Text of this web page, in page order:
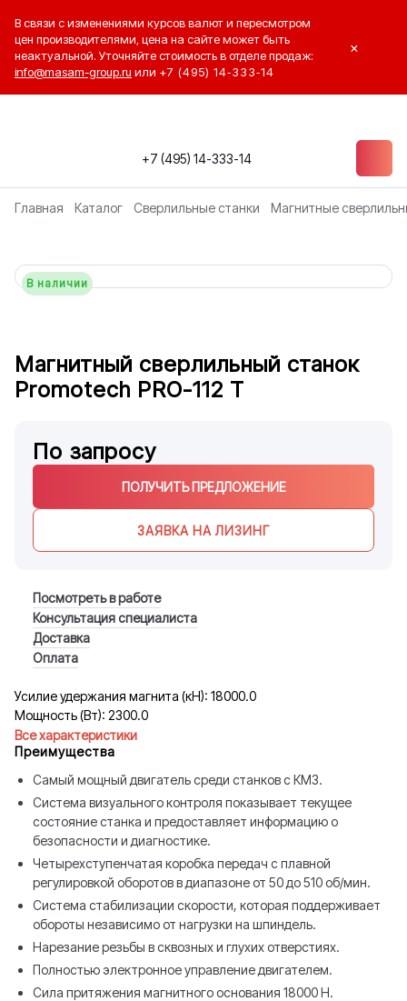
В связи с изменениями курсов валют и пересмотром
цен производителями, цена на сайте может быть
неактуальной. Уточняйте стоимость в отделе продаж:
info@masam-group.ru или +7 (495) 14‑333‑14
×
+7 (495) 14-333-14
Главная Каталог Сверлильные станки Магнитные
В наличии
Магнитный сверлильный станок
Promotech PRO-112 T
По запросу
ПОЛУЧИТЬ ПРЕДЛОЖЕНИЕ
ЗАЯВКА НА ЛИЗИНГ
Посмотреть в работе
Консультация специалиста
Доставка
Оплата
Усилие удержания магнита (кН): 18000.0
Мощность (Вт): 2300.0
Все характеристики
Преимущества
Самый мощный двигатель среди станков с КМ3.
Система визуального контроля показывает текущее
состояние станка и предоставляет информацию о
безопасности и диагностике.
Четырехступенчатая коробка передач с плавной
регулировкой оборотов в диапазоне от 50 до 510 об/мин.
Система стабилизации скорости, которая поддерживает
обороты независимо от нагрузки на шпиндель.
Нарезание резьбы в сквозных и глухих отверстиях.
Полностью электронное управление двигателем.
Сила притяжения магнитного основания 18000 Н.